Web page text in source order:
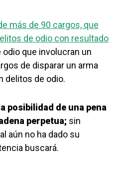
más de 90 cargos, que
de odio con resultado
que involucran un
de disparar un arma
delitos de odio.
posibilidad de una pena
perpetua; sin
aún no ha dado su
buscará.